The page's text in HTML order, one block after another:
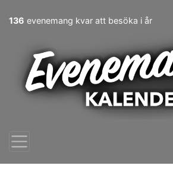
136 evenemang kvar att besöka i år